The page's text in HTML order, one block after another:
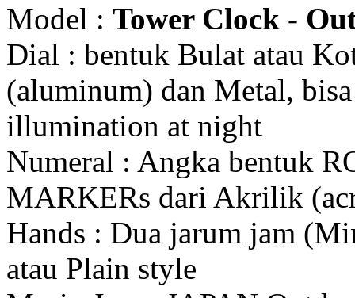
Model : Tower Clock -
Dial : bentuk Bulat atau
(aluminum) dan Metal,
illumination at night
Numeral : Angka bentuk
MARKERs dari Akrilik
Hands : Dua jarum jam
atau Plain style